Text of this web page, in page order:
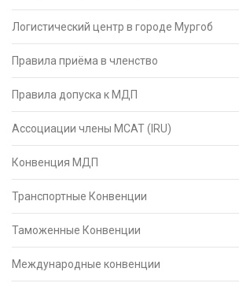
Логистический центр в городе Мургоб
Правила приёма в членство
Правила допуска к МДП
Ассоциации члены МСАТ (IRU)
Конвенция МДП
Транспортные Конвенции
Таможенные Конвенции
Международные конвенции